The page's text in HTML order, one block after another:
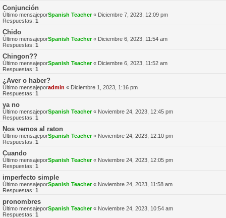
Conjunción
Último mensajeporSpanish Teacher« Diciembre 7, 2023, 12:09 pm
Respuestas: 1
Chido
Último mensajeporSpanish Teacher« Diciembre 6, 2023, 11:54 am
Respuestas: 1
Chingon??
Último mensajeporSpanish Teacher« Diciembre 6, 2023, 11:52 am
Respuestas: 1
¿Aver o haber?
Último mensajeporadmin « Diciembre 1, 2023, 1:16 pm
Respuestas: 1
ya no
Último mensajeporSpanish Teacher« Noviembre 24, 2023, 12:45 pm
Respuestas: 1
Nos vemos al raton
Último mensajeporSpanish Teacher« Noviembre 24, 2023, 12:10 pm
Respuestas: 1
Cuando
Último mensajeporSpanish Teacher« Noviembre 24, 2023, 12:05 pm
Respuestas: 1
imperfecto simple
Último mensajeporSpanish Teacher« Noviembre 24, 2023, 11:58 am
Respuestas: 1
pronombres
Último mensajeporSpanish Teacher« Noviembre 24, 2023, 10:54 am
Respuestas: 1